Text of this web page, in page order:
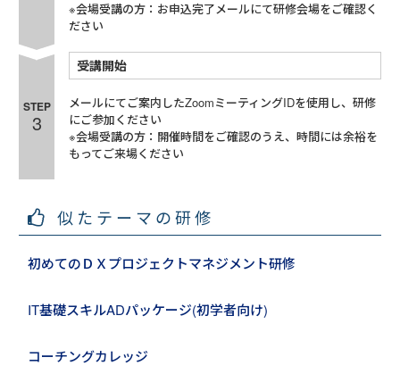
※会場受講の方：お申込完了メールにて研修会場をご確認く
ださい
STEP
3
受講開始
メールにてご案内したZoomミーティングIDを使用し、研修
にご参加ください
※会場受講の方：開催時間をご確認のうえ、時間には余裕を
もってご来場ください
似たテーマの研修
初めてのＤＸプロジェクトマネジメント研修
IT基礎スキルADパッケージ(初学者向け)
コーチングカレッジ